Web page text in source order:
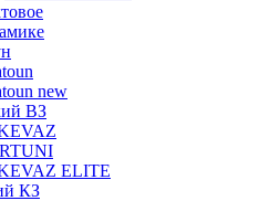
new
ВЗ
ELITE
КЗ